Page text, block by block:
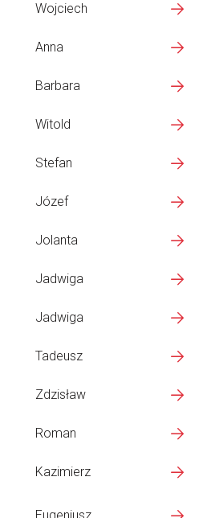
Wojciech
Anna
Barbara
Witold
Stefan
Józef
Jolanta
Jadwiga
Jadwiga
Tadeusz
Zdzisław
Roman
Kazimierz